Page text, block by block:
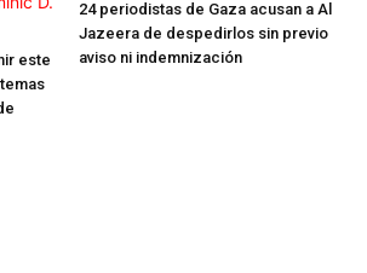
este
24 periodistas de Gaza acusan a Al
Jazeera de despedirlos sin previo
aviso ni indemnización